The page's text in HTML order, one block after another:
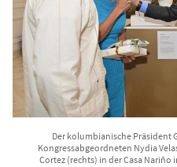
Der kolumbianische Präsident
Kongressabgeordneten Nydia
Cortez (rechts) in der Casa Nariño